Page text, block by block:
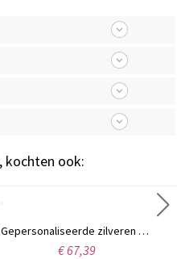
kochten ook:
Gepersonaliseerde zilveren ketting met hart-in-hart geboortesteen en naam, Moederdagcadeau voor grootouders
€ 67,39